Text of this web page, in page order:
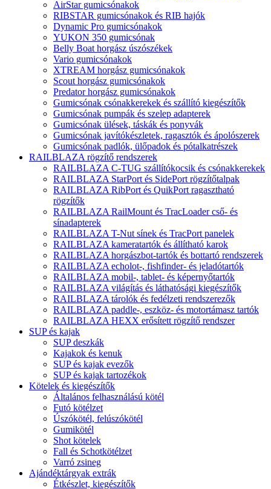
AirStar gumicsónakok
RIBSTAR gumicsónakok és RIB hajók
Dynamic Pro gumicsónakok
YUKON 350 gumicsónak
Belly Boat horgász úszószékek
Vario gumicsónakok
XTREAM horgász gumicsónakok
Scout horgász gumicsónakok
Predator horgász gumicsónakok
Gumicsónak csónakkerekek és szállító kiegészítők
Gumicsónak pumpák és szelep adapterek
Gumicsónak ülések, táskák és ponyvák
Gumicsónak javítókészletek, ragasztók és ápolószerek
Gumicsónak padlók, ülőpadok és pótalkatrészek
RAILBLAZA rögzítő rendszerek
RAILBLAZA C-TUG szállítókocsik és csónakkerekek
RAILBLAZA StarPort és SidePort rögzítőtalpak
RAILBLAZA RibPort és QuikPort ragasztható
rögzítők
RAILBLAZA RailMount és TracLoader cső- és
sínadapterek
RAILBLAZA T-Nut sínek és TracPort panelek
RAILBLAZA kameratartók és állítható karok
RAILBLAZA horgászbot-tartók és bottartó rendszerek
RAILBLAZA echolot-, fishfinder- és jeladótartók
RAILBLAZA mobil-, tablet- és képernyőtartók
RAILBLAZA világítás és láthatósági kiegészítők
RAILBLAZA tárolók és fedélzeti rendszerezők
RAILBLAZA paddle-, eszköz- és motortámasz tartók
RAILBLAZA HEXX erősített rögzítő rendszer
SUP és kajak
SUP deszkák
Kajakok és kenuk
SUP és kajak evezők
SUP és kajak tartozékok
Kötelek és kiegészítők
Általános felhasználású kötél
Futó kötélzet
Úszókötél, felúszókötél
Gumikötél
Shot kötelek
Fall és Schotkötélzet
Varró zsineg
Ajándéktárgyak extrák
Étkészlet, kiegészítők